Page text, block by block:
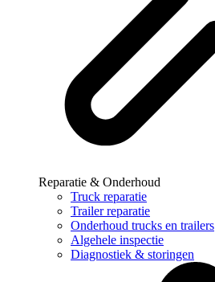
Reparatie & Onderhoud
Truck reparatie
Trailer reparatie
Onderhoud trucks en trailers
Algehele inspectie
Diagnostiek & storingen